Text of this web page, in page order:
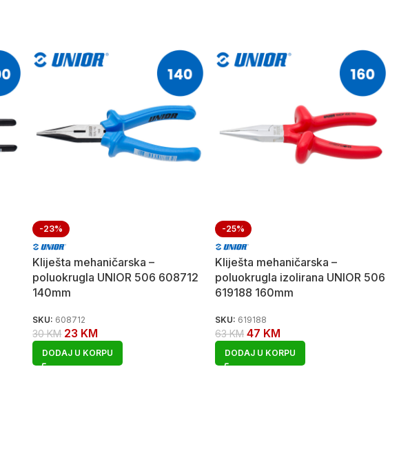
-23%
Kliješta mehaničarska –
poluokrugla UNIOR 506 608712
140mm
SKU: 608712
30KM 23 KM
DODAJ U KORPU
-25%
Kliješta mehaničarska –
poluokrugla izolirana UNIOR 506
619188 160mm
SKU: 619188
63KM 47 KM
DODAJ U KORPU